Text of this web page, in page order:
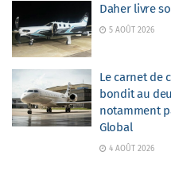
Daher livre
5 AOÛT 2026
Le carnet de
bondit au
notamment
Global
4 AOÛT 2026